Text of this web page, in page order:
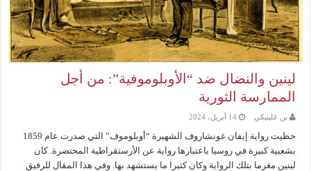
لينين والنضال ضد “الأوبلوموفية”: من أجل
الممارسة الثورية
بن غلينيكي 14 أبريل، 2024
حظيت رواية إيفان غونشاروف الشهيرة “أوبلوموف” التي صدرت عام 1859
بشعبية كبيرة في روسيا باعتبارها رواية عن الأرستقراطية المحتضرة. كان
لينين مغرما بتلك الرواية وكان كثيرا ما يستشهد بها. وفي هذا المقال للرفيق